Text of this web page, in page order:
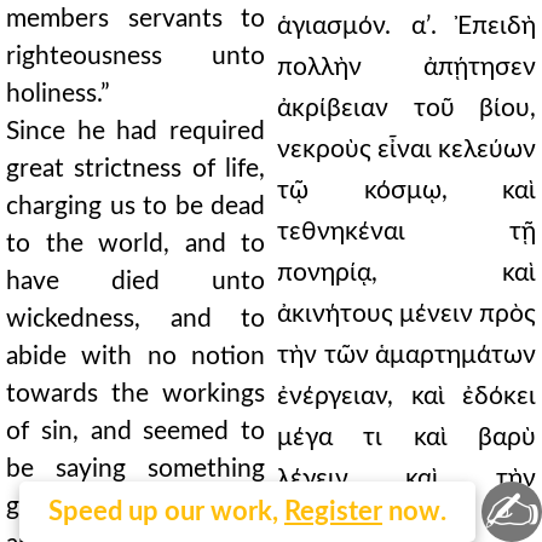
members servants to
righteousness unto
holiness.”
Since he had required
great strictness of life,
charging us to be dead
to the world, and to
have died unto
wickedness, and to
abide with no notion
towards the workings
of sin, and seemed to
be saying something
great and burdensome,
Speed up our work, Register now. ✍